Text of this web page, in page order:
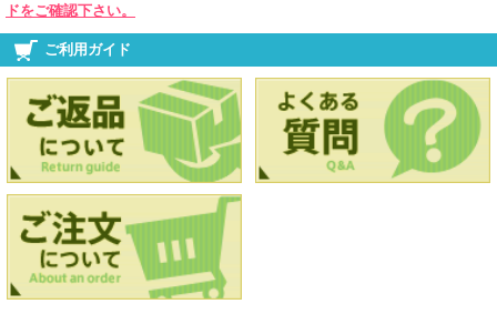
ドをご確認下さい。
ご利用ガイド